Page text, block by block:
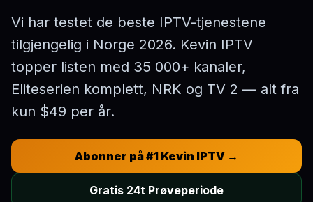
Vi har testet de beste IPTV-tjenestene
tilgjengelig i Norge 2026. Kevin IPTV
topper listen med 35 000+ kanaler,
Eliteserien komplett, NRK og TV 2 — alt fra
kun $49 per år.
Abonner på #1 Kevin IPTV →
Gratis 24t Prøveperiode